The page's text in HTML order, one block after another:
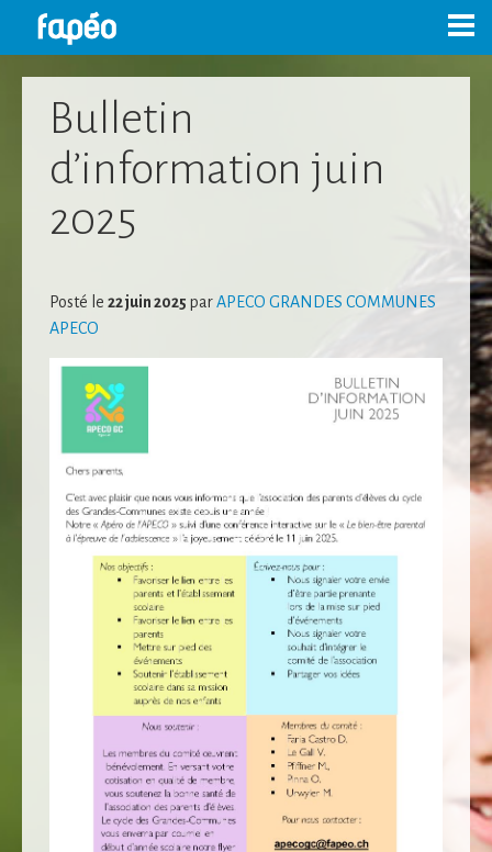
Bulletin
d’information juin
2025
Posté le 22 juin 2025 parAPECO GRANDES COMMUNES
APECO
Nécessaire
Ces cookies ne
sont pas
facultatifs. Ils